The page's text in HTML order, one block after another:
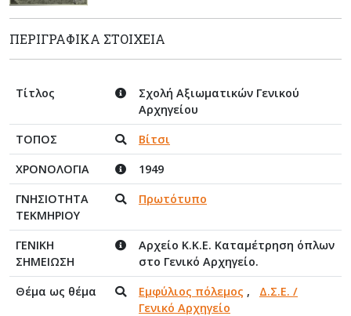
ΠΕΡΙΓΡΑΦΙΚΆ ΣΤΟΙΧΕΊΑ
Τίτλος
Σχολή Αξιωματικών Γενικού
Αρχηγείου
ΤΟΠΟΣ
Βίτσι
ΧΡΟΝΟΛΟΓΙΑ
1949
ΓΝΗΣΙΟΤΗΤΑ
ΤΕΚΜΗΡΙΟΥ
Πρωτότυπο
ΓΕΝΙΚΗ
ΣΗΜΕΙΩΣΗ
Αρχείο Κ.Κ.Ε. Καταμέτρηση όπλων
στο Γενικό Αρχηγείο.
Θέμα ως θέμα
Εμφύλιος πόλεμος , Δ.Σ.Ε. /
Γενικό Αρχηγείο